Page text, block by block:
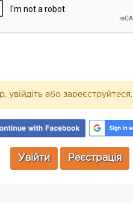
або зареєструйтеся.
Увійти Реєстрація